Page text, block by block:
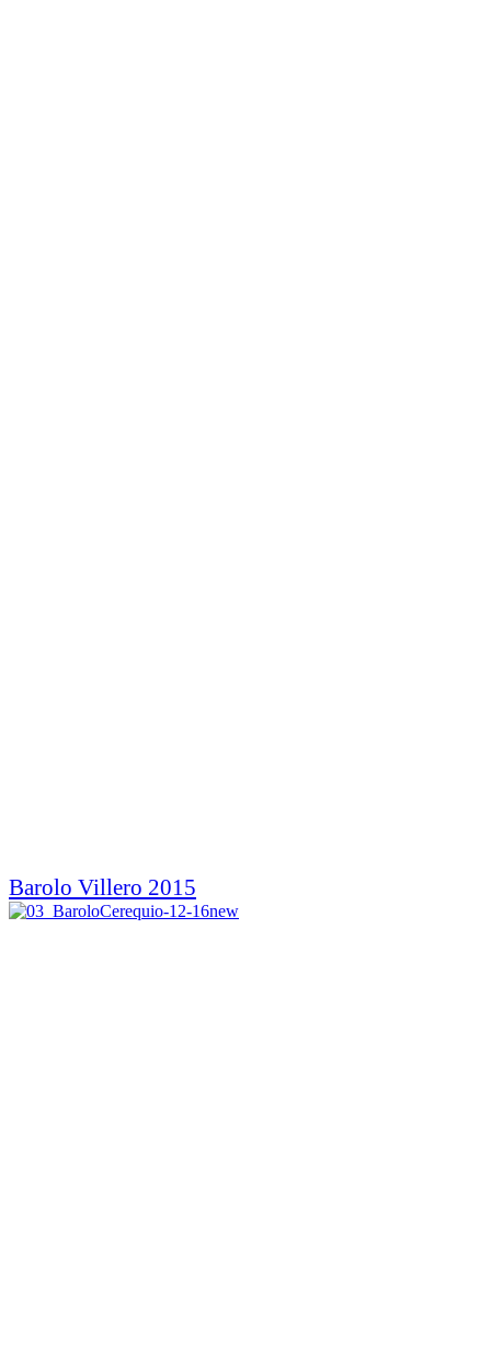
Barolo Villero 2015